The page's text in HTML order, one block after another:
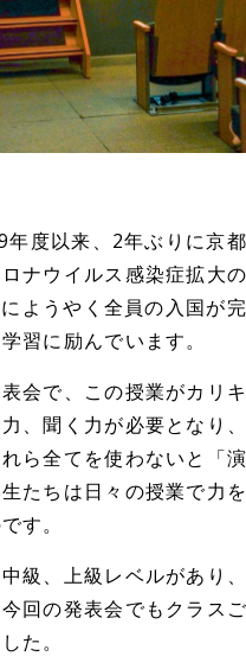
度以来、2年ぶりに京
ナウイルス感染症拡大
ようやく全員の入国が
習に励んでいます。
会で、この授業がカリ
、聞く力が必要となり
ら全てを使わないと「
たちは日々の授業で力
す。
級、上級レベルがあり
回の発表会でもクラス
た。